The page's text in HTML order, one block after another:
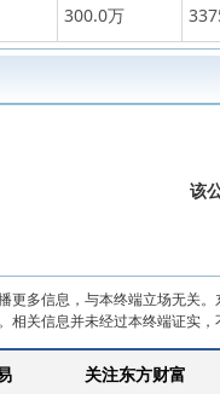
300.0万
该
更多信息，与本终端立场无关
相关信息并未经过本终端证实